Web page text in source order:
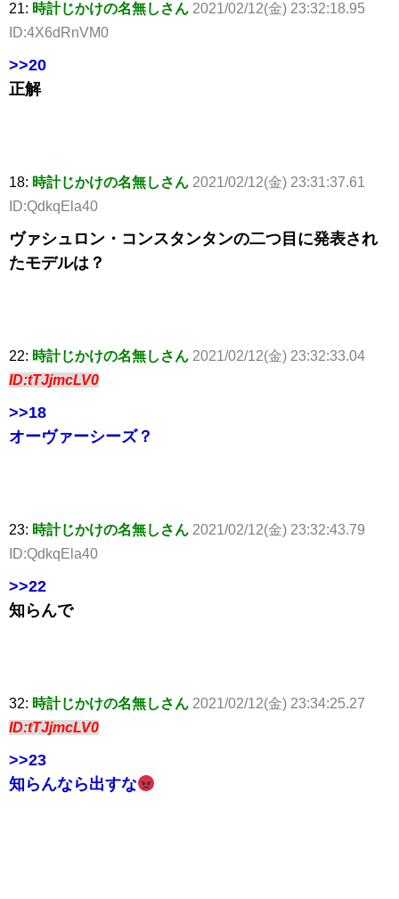
21: 時計じかけの名無しさん 2021/02/12(金) 23:32:18.95
ID:4X6dRnVM0
>>20
正解
18: 時計じかけの名無しさん 2021/02/12(金) 23:31:37.61
ID:QdkqEla40
ヴァシュロン・コンスタンタンの二つ目に発表され
たモデルは？
22: 時計じかけの名無しさん 2021/02/12(金) 23:32:33.04
ID:tTJjmcLV0
>>18
オーヴァーシーズ？
23: 時計じかけの名無しさん 2021/02/12(金) 23:32:43.79
ID:QdkqEla40
>>22
知らんで
32: 時計じかけの名無しさん 2021/02/12(金) 23:34:25.27
ID:tTJjmcLV0
>>23
知らんなら出すな